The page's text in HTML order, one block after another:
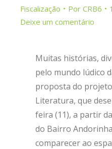
Fiscalização Por CRB6
Deixe um comentário
Muitas histórias,
pelo mundo lúdico
proposta do
Literatura, que
feira (11), a partir
do Bairro
comparecer ao